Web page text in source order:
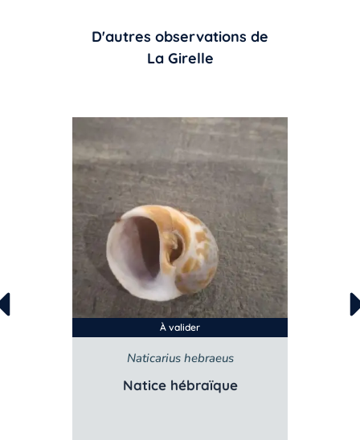
D'autres observations de
La Girelle
À valider
Naticarius hebraeus
Natice hébraïque